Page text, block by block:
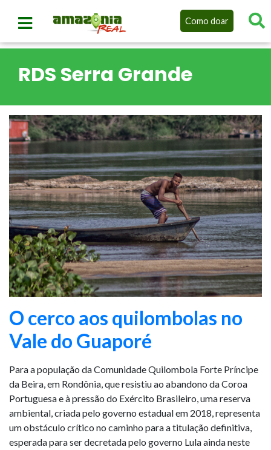
Como doar
RDS Serra Grande
O cerco aos quilombolas no
Vale do Guaporé
Para a população da Comunidade Quilombola Forte Príncipe
da Beira, em Rondônia, que resistiu ao abandono da Coroa
Portuguesa e à pressão do Exército Brasileiro, uma reserva
ambiental, criada pelo governo estadual em 2018, representa
um obstáculo crítico no caminho para a titulação definitiva,
esperada para ser decretada pelo governo Lula ainda neste